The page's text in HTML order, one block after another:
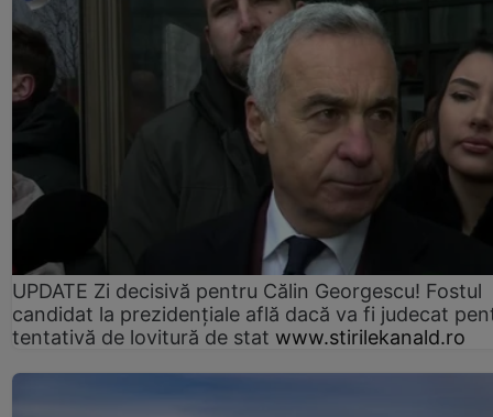
UPDATE Zi decisivă pentru Călin Georgescu! Fostul
candidat la prezidențiale află dacă va fi judecat
tentativă de lovitură de stat www.stirilekanald.ro